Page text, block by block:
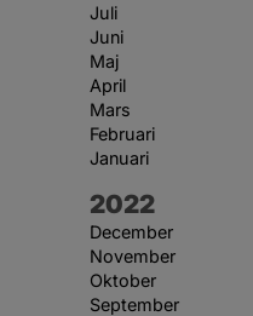
Juli
Juni
Maj
April
Mars
Februari
Januari
År:
2022
December
November
Oktober
September